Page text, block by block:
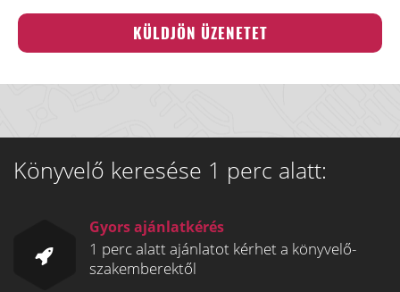
Könyvelő keresése 1 perc alatt:
Gyors ajánlatkérés
1 perc alatt ajánlatot kérhet a könyvelő-
szakemberektől